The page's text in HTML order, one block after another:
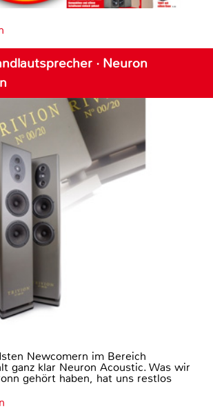
· Neuron
Newcomern im Bereich
ganz klar Neuron Acoustic. Was wir
gehört haben, hat uns restlos